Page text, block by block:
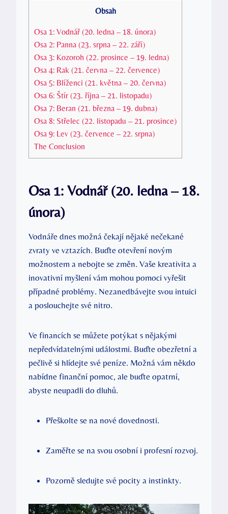
Obsah
Osa 1: Vodnář (20. ledna – 18. února)
Osa 2: Panna (23. srpna – 22. září)
Osa 3: Kozoroh (22. prosince – 19. ledna)
Osa 4: Rak (21. června – 22. července)
Osa 5: Blíženci (21. května – 20. června)
Osa 6: Štír (23. října – 21. listopadu)
Osa 7: Beran (21. března – 19. dubna)
Osa 8: Střelec (22. listopadu – 21. prosince)
Osa 9: Lev (23. července – 22. srpna)
The Conclusion
Osa 1: Vodnář (20. ledna – 18.
února)
Vodnáře dnes možná čekají nějaké nečekané
zvraty ve vztazích. Buďte otevření novým
možnostem a nebojte se změn. Vaše kreativita a
inovativní myšlení vám mohou pomoci vyřešit
případné problémy. Nezanedbávejte svou intuici
a poslouchejte své nitro.
Ve financích se můžete potýkat s nějakými
nepředvídatelnými událostmi. Buďte obezřetní a
pečlivě si hlídejte své peníze. Možná vám někdo
nabídne finanční pomoc, ale buďte opatrní,
abyste neupadli do dluhů.
Přeškolte se na nové dovednosti.
Zaměřte se na svou osobní i profesní rozvoj.
Pozorně sledujte své pocity a instinkty.